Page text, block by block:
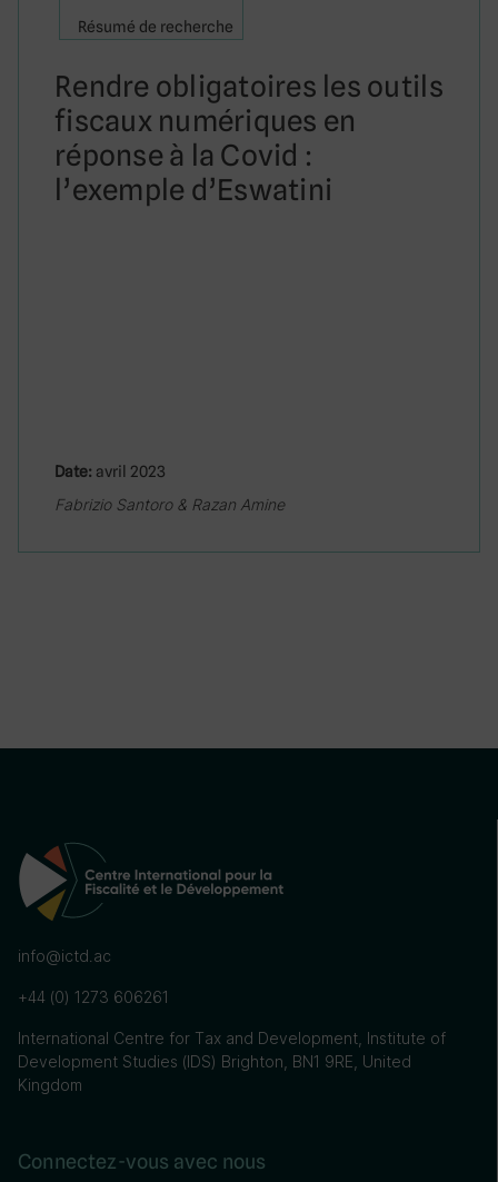
Résumé de recherche
Rendre obligatoires les outils
fiscaux numériques en
réponse à la Covid :
l’exemple d’Eswatini
Date: avril 2023
Fabrizio Santoro & Razan Amine
info@ictd.ac
+44 (0) 1273 606261
International Centre for Tax and Development, Institute of
Development Studies (IDS) Brighton, BN1 9RE, United
Kingdom
Connectez-vous avec nous